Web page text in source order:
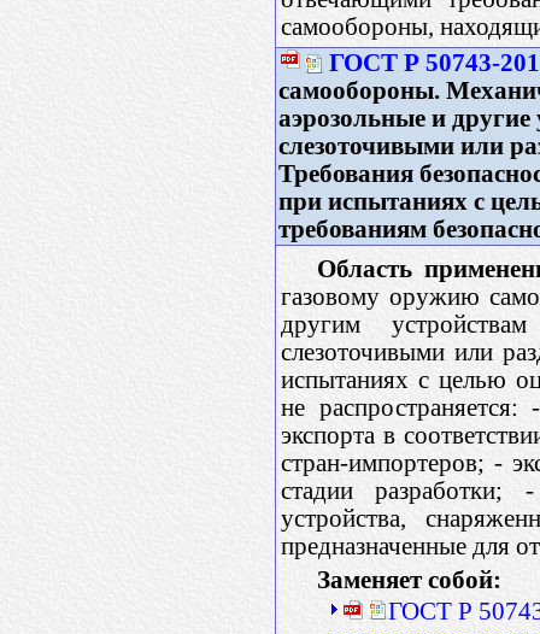
самообороны,
ГОСТ Р 50743-
самообороны.
аэрозольные и
слезоточивыми или
Требования
при испытаниях с
требованиям
Область
газовому оружию
другим
слезоточивыми или
испытаниях с целью
не
экспорта в
стран-импортеров; -
стадии разработки;
устройства,
предназначенные для
Заменяет собой:
ГОСТ Р